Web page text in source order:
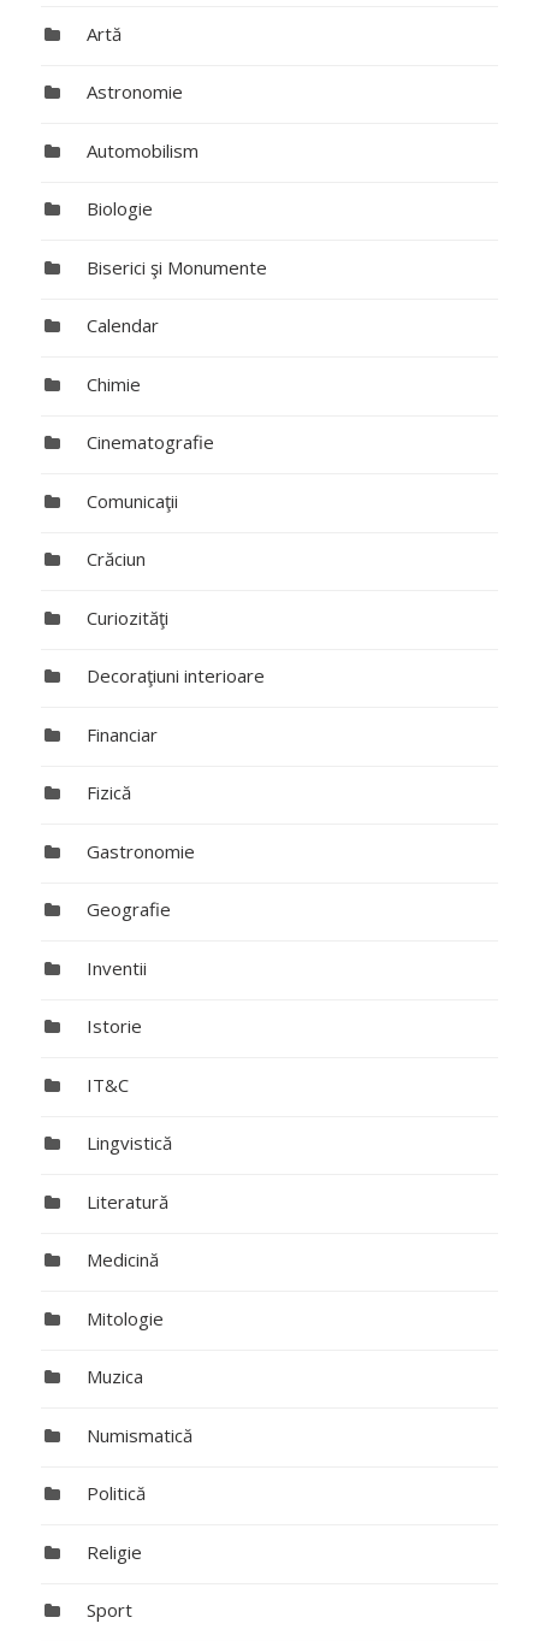
Artă
Astronomie
Automobilism
Biologie
Biserici şi Monumente
Calendar
Chimie
Cinematografie
Comunicaţii
Crăciun
Curiozităţi
Decoraţiuni interioare
Financiar
Fizică
Gastronomie
Geografie
Inventii
Istorie
IT&C
Lingvistică
Literatură
Medicină
Mitologie
Muzica
Numismatică
Politică
Religie
Sport